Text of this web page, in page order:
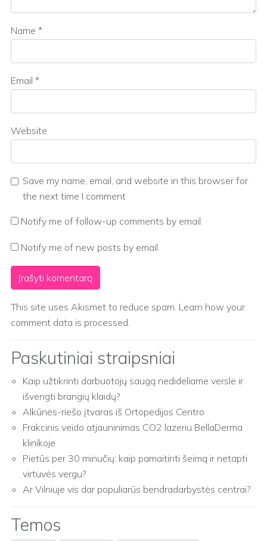
Name *
Email *
Website
Save my name, email, and website in this browser for
the next time I comment
Notify me of follow-up comments by email.
Notify me of new posts by email.
This site uses Akismet to reduce spam. Learn how your
comment data is processed.
Paskutiniai straipsniai
Kaip užtikrinti darbuotojų saugą nedideliame versle ir
išvengti brangių klaidų?
Alkūnės-riešo įtvaras iš Ortopedijos Centro
Frakcinis veido atjauninimas CO2 lazeriu BellaDerma
klinikoje
Pietūs per 30 minučių: kaip pamaitinti šeimą ir netapti
virtuvės vergu?
Ar Vilniuje vis dar populiarūs bendradarbystės centrai?
Temos